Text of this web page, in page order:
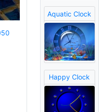
Aquatic Clock
Happy Clock